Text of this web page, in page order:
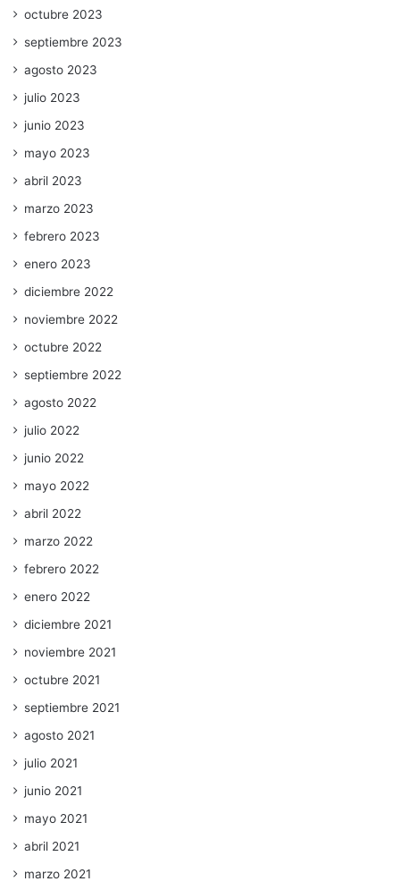
octubre 2023
septiembre 2023
agosto 2023
julio 2023
junio 2023
mayo 2023
abril 2023
marzo 2023
febrero 2023
enero 2023
diciembre 2022
noviembre 2022
octubre 2022
septiembre 2022
agosto 2022
julio 2022
junio 2022
mayo 2022
abril 2022
marzo 2022
febrero 2022
enero 2022
diciembre 2021
noviembre 2021
octubre 2021
septiembre 2021
agosto 2021
julio 2021
junio 2021
mayo 2021
abril 2021
marzo 2021